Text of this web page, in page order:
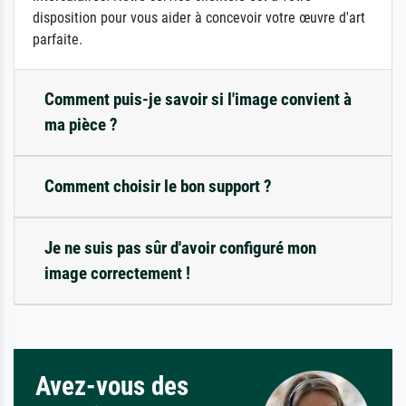
disposition pour vous aider à concevoir votre œuvre d'art
parfaite.
Comment puis-je savoir si l'image convient à
ma pièce ?
Comment choisir le bon support ?
Je ne suis pas sûr d'avoir configuré mon
image correctement !
Avez-vous des